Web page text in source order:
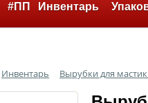
#ПП Инвентарь
Инвентарь Вырубки для